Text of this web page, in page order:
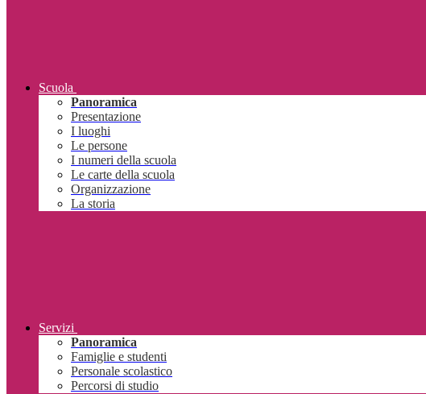
Scuola
Panoramica
Presentazione
I luoghi
Le persone
I numeri della scuola
Le carte della scuola
Organizzazione
La storia
Servizi
Panoramica
Famiglie e studenti
Personale scolastico
Percorsi di studio